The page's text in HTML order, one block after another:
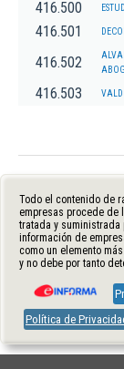
416.500
416.501
416.502
416.503
Todo el contenido de
empresas procede de
tratada y suministrada
información de
como un elemento
y no debe por tanto
Política de